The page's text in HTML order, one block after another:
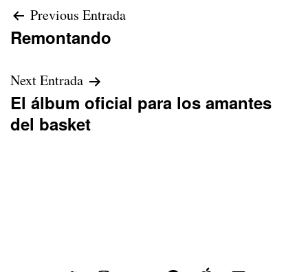
Navegación
de
entradas
Previous Entrada
Remontando
Next Entrada
El álbum oficial para los amantes
del basket